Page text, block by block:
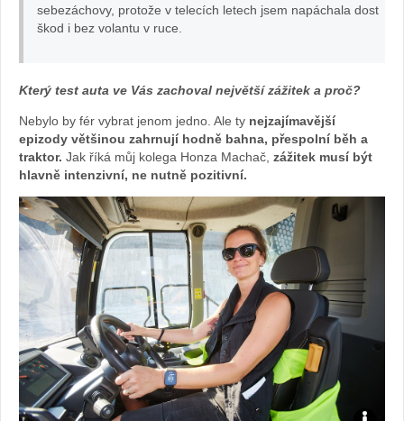
sebezáchovy, protože v telecích letech jsem napáchala dost
škod i bez volantu v ruce.
Který test auta ve Vás zachoval největší zážitek a proč?
Nebylo by fér vybrat jenom jedno. Ale ty nejzajímavější
epizody většinou zahrnují hodně bahna, přespolní běh a
traktor. Jak říká můj kolega Honza Machač, zážitek musí být
hlavně intenzivní, ne nutně pozitivní.